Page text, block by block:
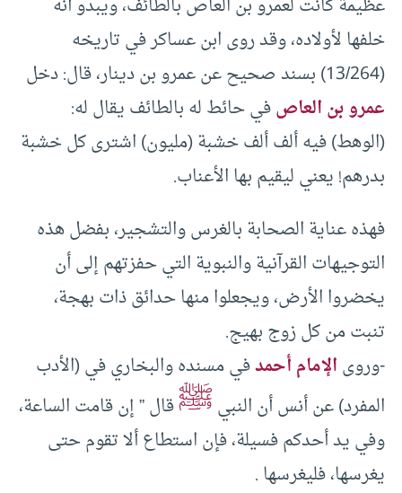
عظيمة كانت لعمرو بن العاص بالطائف، ويبدو أنه
خلفها لأولاده، وقد روى ابن عساكر في تاريخه
(13/264) بسند صحيح عن عمرو بن دينار، قال: دخل
عمرو بن العاصفي حائط له بالطائف يقال له:
(الوهط) فيه ألف ألف خشبة (مليون) اشترى كل خشبة
بدرهم! يعني ليقيم بها الأعناب.
فهذه عناية الصحابة بالغرس والتشجير، بفضل هذه
التوجيهات القرآنية والنبوية التي حفزتهم إلى أن
يخضروا الأرض، ويجعلوا منها حدائق ذات بهجة،
تنبت من كل زوج بهيج.
-وروىالإمام أحمدفي مسنده والبخاري في (الأدب
المفرد) عن أنس أن النبيﷺقال ” إن قامت الساعة،
وفي يد أحدكم فسيلة، فإن استطاع ألا تقوم حتى
يغرسها، فليغرسها .